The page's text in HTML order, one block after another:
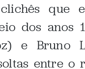
que
dos anos
e Bruno
entre